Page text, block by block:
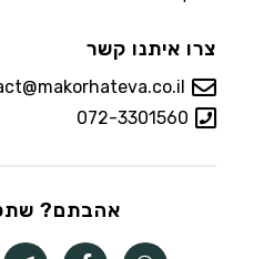
צרו איתנו קשר
072-3301560
אהבתם?